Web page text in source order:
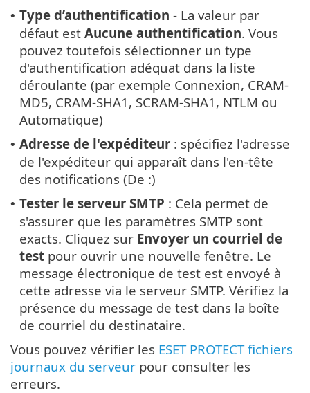
• Type d’authentification - La valeur par
défaut est Aucune authentification. Vous
pouvez toutefois sélectionner un type
d'authentification adéquat dans la liste
déroulante (par exemple Connexion, CRAM-
MD5, CRAM-SHA1, SCRAM-SHA1, NTLM ou
Automatique)
• Adresse de l'expéditeur : spécifiez l'adresse
de l'expéditeur qui apparaît dans l'en-tête
des notifications (De :)
• Tester le serveur SMTP : Cela permet de
s'assurer que les paramètres SMTP sont
exacts. Cliquez sur Envoyer un courriel de
test pour ouvrir une nouvelle fenêtre. Le
message électronique de test est envoyé à
cette adresse via le serveur SMTP. Vérifiez la
présence du message de test dans la boîte
de courriel du destinataire.
Vous pouvez vérifier les ESET PROTECT fichiers
journaux du serveur pour consulter les
erreurs.